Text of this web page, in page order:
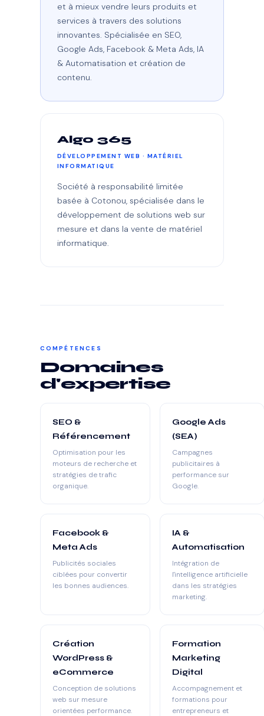
et à mieux vendre leurs produits et
services à travers des solutions
innovantes. Spécialisée en SEO,
Google Ads, Facebook & Meta Ads, IA
& Automatisation et création de
contenu.
Algo 365
DÉVELOPPEMENT WEB · MATÉRIEL
INFORMATIQUE
Société à responsabilité limitée
basée à Cotonou, spécialisée dans le
développement de solutions web sur
mesure et dans la vente de matériel
informatique.
COMPÉTENCES
Domaines
d'expertise
SEO &
Référencement
Optimisation pour les
moteurs de recherche et
stratégies de trafic
organique.
Google Ads
(SEA)
Campagnes
publicitaires à
performance sur
Google.
Facebook &
Meta Ads
Publicités sociales
ciblées pour convertir
les bonnes audiences.
IA &
Automatisation
Intégration de
l'intelligence artificielle
dans les stratégies
marketing.
Création
WordPress &
eCommerce
Conception de solutions
web sur mesure
orientées performance.
Formation
Marketing
Digital
Accompagnement et
formations pour
entrepreneurs et